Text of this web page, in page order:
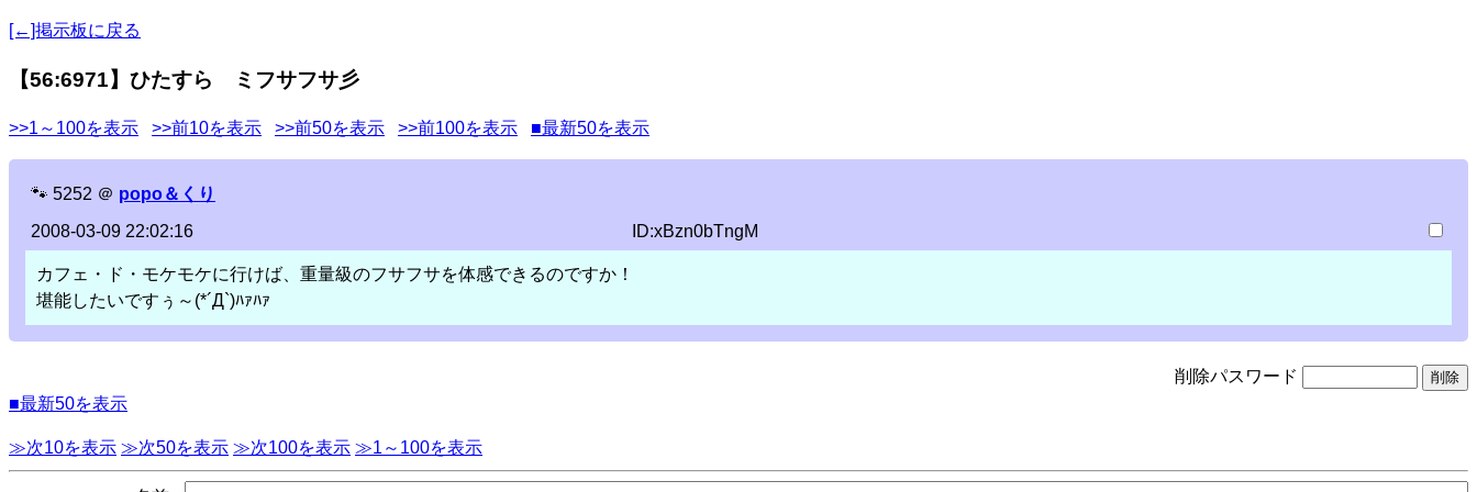
[←]掲示板に戻る
【56:6971】ひたすら ミフサフサ彡
>>1～100を表示 >>前10を表示 >>前50を表示 >>前100を表示 ■最新50を表示
🐾 5252 ＠ popo＆くり
2008-03-09 22:02:16
ID:xBzn0bTngM
カフェ・ド・モケモケに行けば、重量級のフサフサを体感できるのですか！
堪能したいですぅ～(*´Д`)ﾊｧﾊｧ
削除パスワード
■最新50を表示
≫次10を表示 ≫次50を表示 ≫次100を表示 ≫1～100を表示